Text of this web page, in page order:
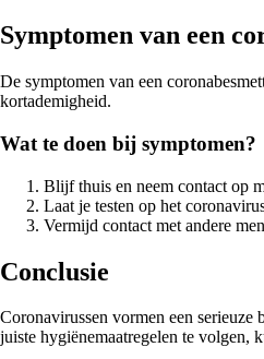
Symptomen van een
De symptomen van een
kortademigheid.
Wat te doen bij symptomen?
Blijf thuis en neem contact op
Laat je testen op het
Vermijd contact met andere
Conclusie
Coronavirussen vormen een
juiste hygiënemaatregelen te volgen,